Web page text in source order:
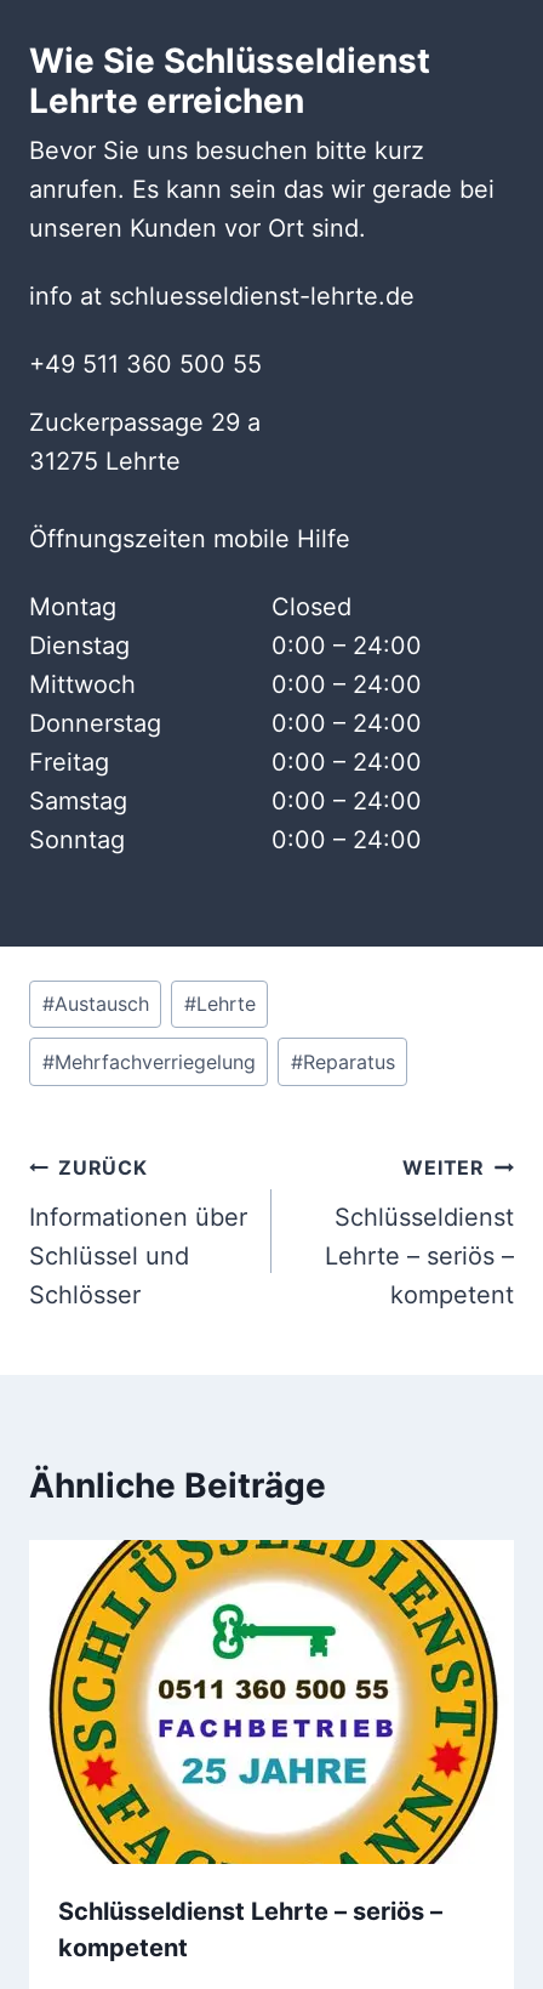
Wie Sie Schlüsseldienst
Lehrte erreichen
Bevor Sie uns besuchen bitte kurz
anrufen. Es kann sein das wir gerade bei
unseren Kunden vor Ort sind.
info at schluesseldienst-lehrte.de
+49 511 360 500 55
Zuckerpassage 29 a
31275 Lehrte
Öffnungszeiten mobile Hilfe
Montag
Dienstag
Mittwoch
Donnerstag
Freitag
Samstag
Sonntag
Closed
0:00 – 24:00
0:00 – 24:00
0:00 – 24:00
0:00 – 24:00
0:00 – 24:00
0:00 – 24:00
Schlagworte:
#Austausch #Lehrte
#Mehrfachverriegelung #Reparatus
Beitrags-
Navigation
ZURÜCK
Informationen über
Schlüssel und
Schlösser
WEITER
Schlüsseldienst
Lehrte – seriös –
kompetent
Ähnliche Beiträge
Schlüsseldienst Lehrte – seriös –
kompetent